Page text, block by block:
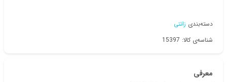
دسته‌بندی زانتی
شناسه‌ی کالا: 15397
معرفی